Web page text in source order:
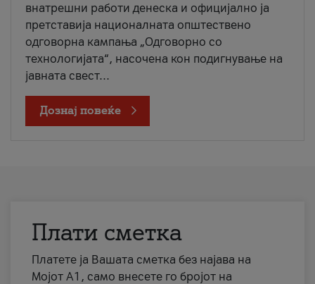
внатрешни работи денеска и официјално ја
претставија националната општествено
одговорна кампања „Одговорно со
технологијата“, насочена кон подигнување на
јавната свест...
Дознај повеќе
Плати сметка
Платете ја Вашата сметка без најава на
Мојот А1, само внесете го бројот на